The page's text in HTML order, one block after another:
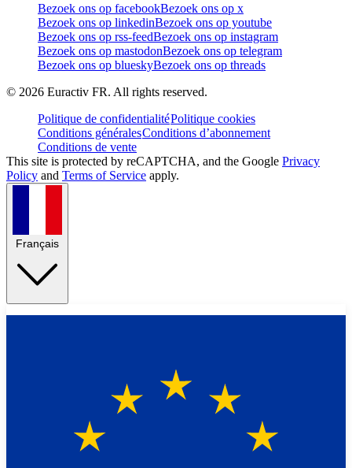
Bezoek ons op facebookBezoek ons op x
Bezoek ons op linkedinBezoek ons op youtube
Bezoek ons op rss-feedBezoek ons op instagram
Bezoek ons op mastodonBezoek ons op telegram
Bezoek ons op blueskyBezoek ons op threads
© 2026 Euractiv FR. All rights reserved.
Politique de confidentialitéPolitique cookies
Conditions généralesConditions d’abonnement
Conditions de vente
This site is protected by reCAPTCHA, and the Google Privacy
Policy and Terms of Service apply.
Français